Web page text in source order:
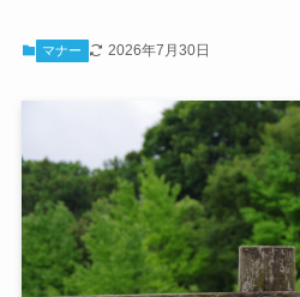
マナー 2026年7月30日